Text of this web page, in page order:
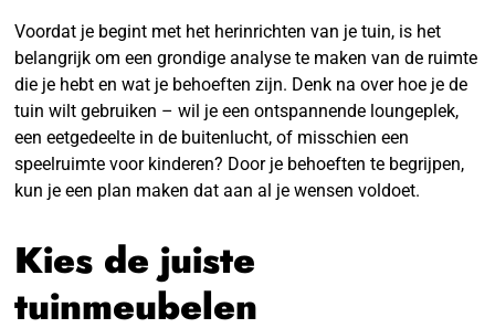
Voordat je begint met het herinrichten van je tuin, is het
belangrijk om een grondige analyse te maken van de ruimte
die je hebt en wat je behoeften zijn. Denk na over hoe je de
tuin wilt gebruiken – wil je een ontspannende loungeplek,
een eetgedeelte in de buitenlucht, of misschien een
speelruimte voor kinderen? Door je behoeften te begrijpen,
kun je een plan maken dat aan al je wensen voldoet.
Kies de juiste
tuinmeubelen